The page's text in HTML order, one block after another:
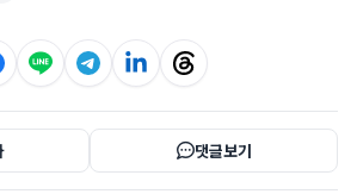
댓글보기